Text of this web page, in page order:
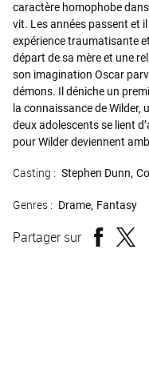
caractère homophobe
vit. Les années passent et
expérience traumatisante
départ de sa mère et une
son imagination Oscar
démons. Il déniche un
la connaissance de Wilder,
deux adolescents se lient
pour Wilder deviennent
Casting : Stephen Dunn
Genres : Drame Fantasy
Partager sur